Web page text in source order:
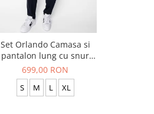
Set Orlando Camasa si
pantalon lung cu snur
Premium Navy
699,00 RON
S M L XL